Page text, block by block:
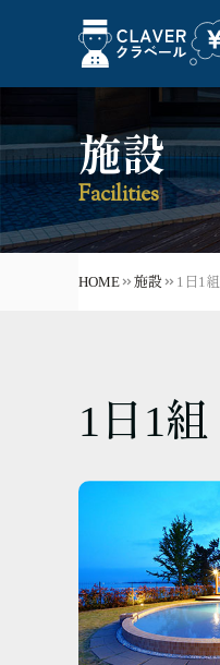
施設
Facilities
HOME 施設 1日1組
1日1組